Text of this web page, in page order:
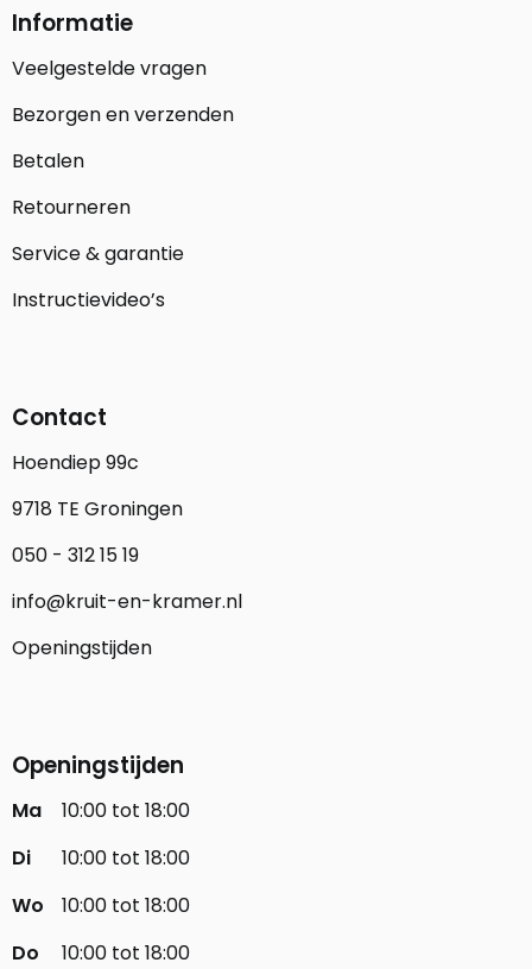
Informatie
Veelgestelde vragen
Bezorgen en verzenden
Betalen
Retourneren
Service & garantie
Instructievideo’s
Contact
Hoendiep 99c
9718 TE Groningen
050 - 312 15 19
info@kruit-en-kramer.nl
Openingstijden
Openingstijden
Ma
10:00 tot 18:00
Di
10:00 tot 18:00
Wo
10:00 tot 18:00
Do
10:00 tot 18:00